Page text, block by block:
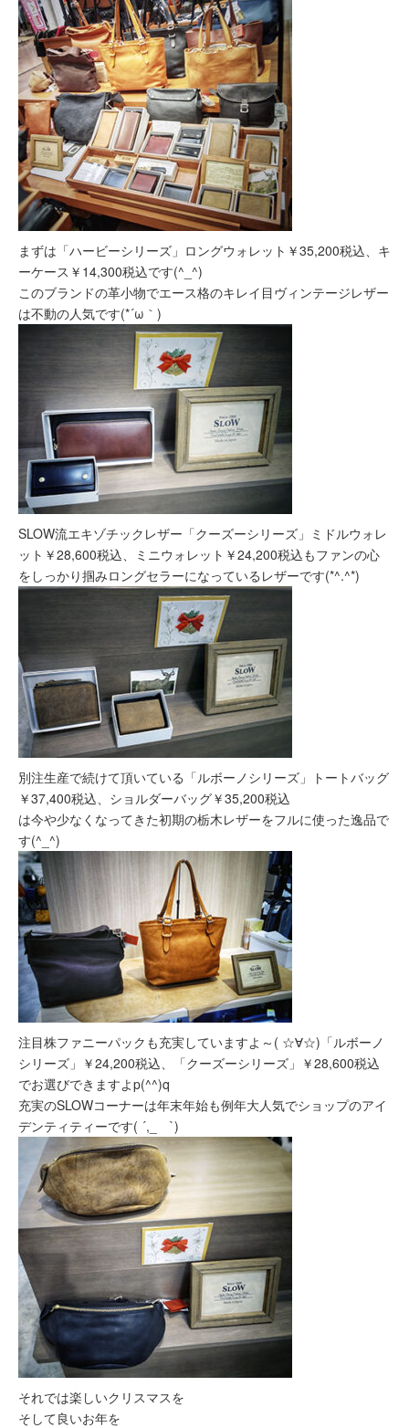
まずは「ハービーシリーズ」ロングウォレット￥35,200税込、キ
ーケース￥14,300税込です(^_^)
このブランドの革小物でエース格のキレイ目ヴィンテージレザー
は不動の人気です(*´ω｀)
SLOW流エキゾチックレザー「クーズーシリーズ」ミドルウォレ
ット￥28,600税込、ミニウォレット￥24,200税込もファンの心
をしっかり掴みロングセラーになっているレザーです(*^.^*)
別注生産で続けて頂いている「ルボーノシリーズ」トートバッグ
￥37,400税込、ショルダーバッグ￥35,200税込
は今や少なくなってきた初期の栃木レザーをフルに使った逸品で
す(^_^)
注目株ファニーパックも充実していますよ～( ☆∀☆)「ルボーノ
シリーズ」￥24,200税込、「クーズーシリーズ」￥28,600税込
でお選びできますよp(^^)q
充実のSLOWコーナーは年末年始も例年大人気でショップのアイ
デンティティーです( ´,_ゝ`)
それでは楽しいクリスマスを
そして良いお年を